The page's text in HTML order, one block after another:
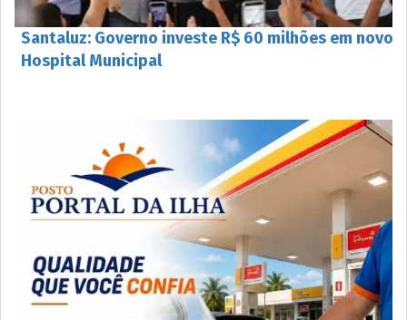
Santaluz: Governo investe R$ 60 milhões em novo
Hospital Municipal